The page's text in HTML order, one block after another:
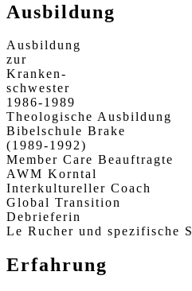
Ausbildung
Ausbildung
zur
Kranken-
schwester
1986-1989
Theologische Ausbildung
Bibelschule Brake
(1989-1992)
Member Care Beauftragte
AWM Korntal
Interkultureller Coach
Global Transition
Debrieferin
Le Rucher und spezifische
Erfahrung